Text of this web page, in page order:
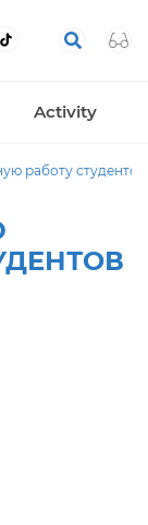
Activity
работу